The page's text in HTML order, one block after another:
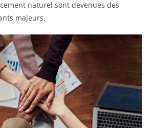
naturel sont devenues des
majeurs.